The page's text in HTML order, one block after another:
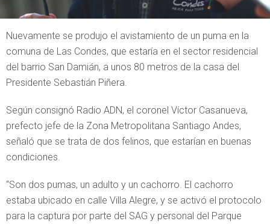
Nuevamente se produjo el avistamiento de un puma en la
comuna de Las Condes, que estaría en el sector residencial
del barrio San Damián, a unos 80 metros de la casa del
Presidente Sebastián Piñera.
Según consignó Radio ADN, el coronel Víctor Casanueva,
prefecto jefe de la Zona Metropolitana Santiago Andes,
señaló que se trata de dos felinos, que estarían en buenas
condiciones.
“Son dos pumas, un adulto y un cachorro. El cachorro
estaba ubicado en calle Villa Alegre, y se activó el protocolo
para la captura por parte del SAG y personal del Parque